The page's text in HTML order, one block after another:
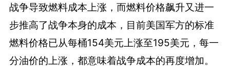
战争导致燃料成本上涨，而燃料价格飙升又进一
步推高了战争本身的成本，目前美国军方的标准
燃料价格已从每桶154美元上涨至195美元，每一
分油价的上涨，都意味着战争成本的再度增加。